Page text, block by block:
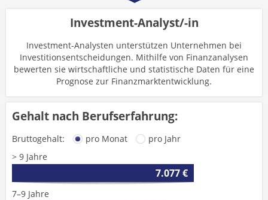
Investment-Analyst/-in
Investment-Analysten unterstützen Unternehmen bei
Investitionsentscheidungen. Mithilfe von Finanzanalysen
bewerten sie wirtschaftliche und statistische Daten für eine
Prognose zur Finanzmarktentwicklung.
Gehalt nach Berufserfahrung:
Bruttogehalt: pro Monat
pro Jahr
> 9 Jahre
7.077 €
7–9 Jahre